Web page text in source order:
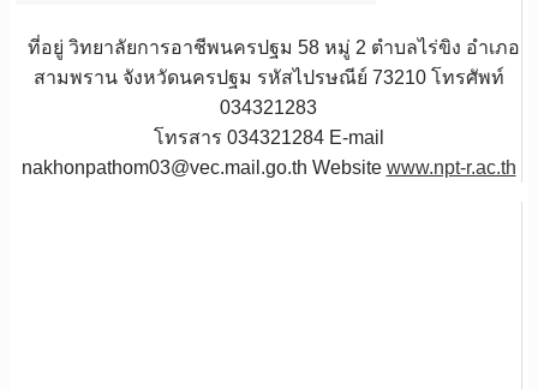
ที่อยู่ วิทยาลัยการอาชีพนครปฐม 58 หมู่ 2 ตำบลไร่ขิง อำเภอ
สามพราน จังหวัดนครปฐม รหัสไปรษณีย์ 73210 โทรศัพท์
034321283
โทรสาร 034321284 E-mail
nakhonpathom03@vec.mail.go.th Website www.npt-r.ac.th